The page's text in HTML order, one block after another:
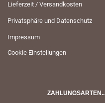
Lieferzeit / Versandkosten
Privatsphäre und Datenschutz
Impressum
Cookie Einstellungen
ZAHLUNGSARTEN..